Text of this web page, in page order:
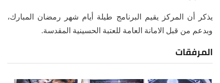
يذكر أن المركز يقيم البرنامج طيلة أيام شهر رمضان المبارك،
وبدعم من قبل الامانة العامة للعتبة الحسينية المقدسة.
المرفقات